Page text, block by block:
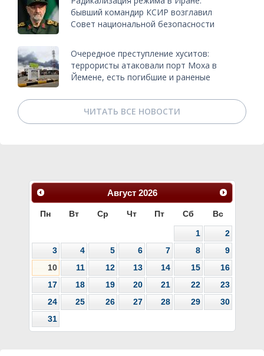
бывший командир КСИР возглавил
Совет национальной безопасности
Очередное преступление хуситов:
террористы атаковали порт Моха в
Йемене, есть погибшие и раненые
ЧИТАТЬ ВСЕ НОВОСТИ
Август 2026
Пн Вт Ср Чт Пт Сб Вс
1
2
3
4 5 6 7 8
9
10
11 12 13 14 15
16
17
18 19 20 21 22
23
24
25 26 27 28 29
30
31